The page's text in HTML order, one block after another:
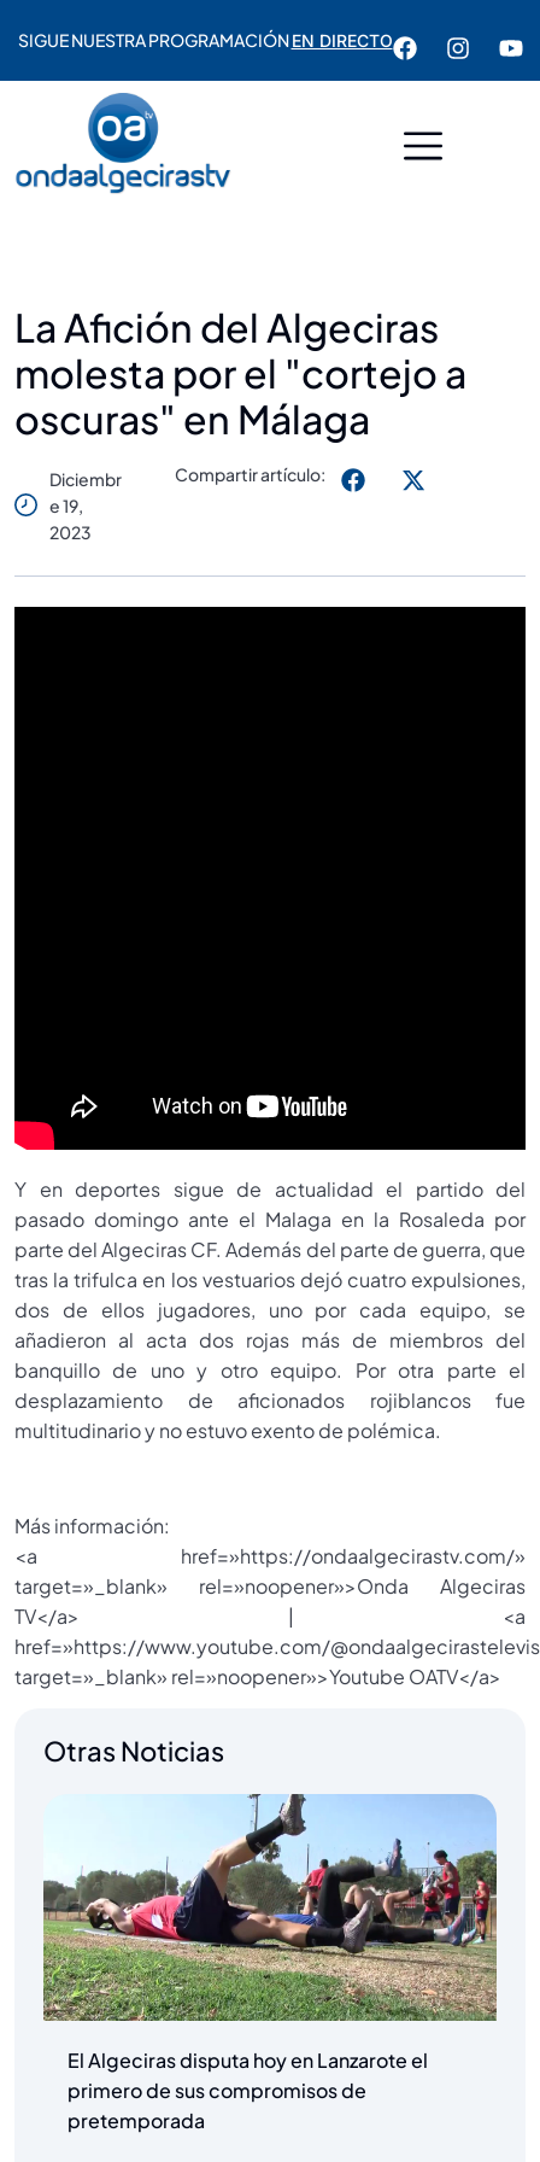
SIGUE NUESTRA PROGRAMACIÓNEN DIRECTO
La Afición del Algeciras
molesta por el "cortejo a
oscuras" en Málaga
Diciembr
E 19,
2023
Compartir artículo:
Y en deportes sigue de actualidad el partido del
pasado domingo ante el Malaga en la Rosaleda por
parte del Algeciras CF. Además del parte de guerra, que
tras la trifulca en los vestuarios dejó cuatro expulsiones,
dos de ellos jugadores, uno por cada equipo, se
añadieron al acta dos rojas más de miembros del
banquillo de uno y otro equipo. Por otra parte el
desplazamiento de aficionados rojiblancos fue
multitudinario y no estuvo exento de polémica.
Más información:
<a href=»https://ondaalgecirastv.com/»
target=»_blank» rel=»noopener»>Onda Algeciras
TV</a> | <a
href=»https://www.youtube.com/
target=»_blank» rel=»noopener»>Youtube OATV</a>
Otras Noticias
El Algeciras disputa hoy en Lanzarote el
primero de sus compromisos de
pretemporada